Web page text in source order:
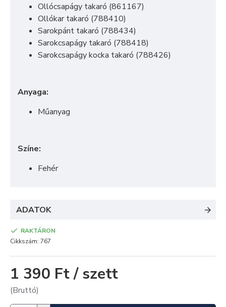
Ollócsapágy takaró (861167)
Ollókar takaró (788410)
Sarokpánt takaró (788434)
Sarokcsapágy takaró (788418)
Sarokcsapágy kocka takaró (788426)
Anyaga:
Műanyag
Színe:
Fehér
ADATOK
1 390 Ft / szett
(Bruttó)
RAKTÁRON
Cikkszám: 767